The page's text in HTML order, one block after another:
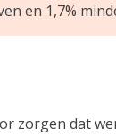
en 1,7%
zorgen dat